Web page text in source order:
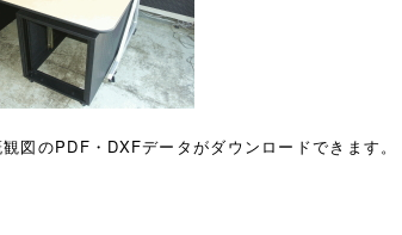
図のPDF・DXFデータがダウンロードできます。